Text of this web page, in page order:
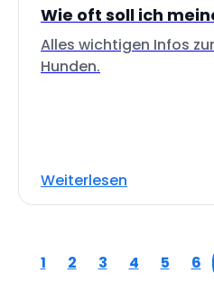
Wie oft soll ich
Alles wichtigen Infos
Hunden.
Weiterlesen
1 2 3 4 5 6